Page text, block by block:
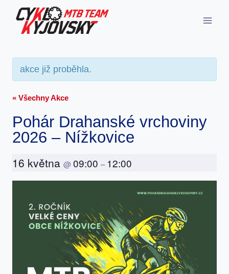
Přeskočit
obsah
akce již proběhla.
« Všechny Akce
Pohár Drahanské vrchoviny
2026 – Nížkovice
16 května @09:00 – 12:00